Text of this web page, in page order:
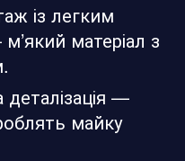
із легким
матеріал з
деталізація —
майку